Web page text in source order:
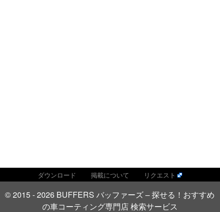
ダウンロード 掲載について リクエスト
© 2015 - 2026 BUFFERS バッファーズ – 探せる！おすすめ
の車コーティング専門店 検索サービス